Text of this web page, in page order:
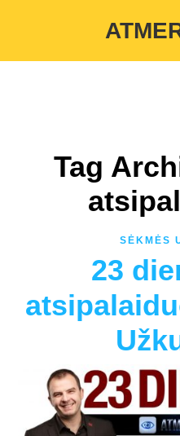
/home/atmerkakis/public_html/
Tag
SĖKMĖS
23